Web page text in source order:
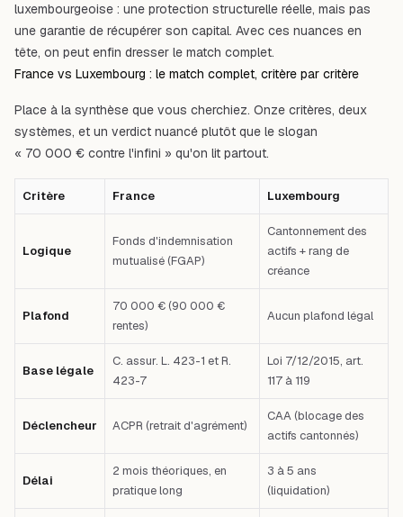
luxembourgeoise : une protection structurelle réelle, mais pas
une garantie de récupérer son capital. Avec ces nuances en
tête, on peut enfin dresser le match complet.
France vs Luxembourg : le match complet, critère par critère
Place à la synthèse que vous cherchiez. Onze critères, deux
systèmes, et un verdict nuancé plutôt que le slogan
« 70 000 € contre l'infini » qu'on lit partout.
Critère France Luxembourg
Logique
Fonds d'indemnisation
mutualisé (FGAP)
Cantonnement des
actifs + rang de
créance
Plafond
70 000 € (90 000 €
rentes)
Aucun plafond légal
Base légale
C. assur. L. 423-1 et R.
423-7
Loi 7/12/2015, art.
117 à 119
Déclencheur ACPR (retrait d'agrément)
CAA (blocage des
actifs cantonnés)
Délai
2 mois théoriques, en
pratique long
3 à 5 ans
(liquidation)